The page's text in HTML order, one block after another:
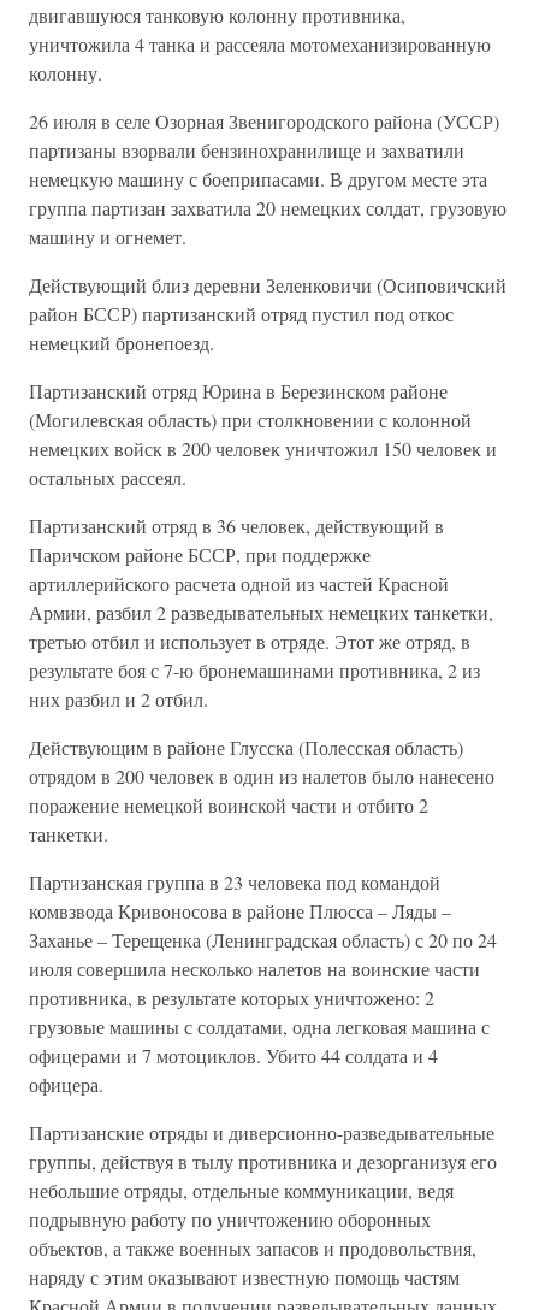
двигавшуюся танковую колонну противника,
уничтожила 4 танка и рассеяла мотомеханизированную
колонну.
26 июля в селе Озорная Звенигородского района (УССР)
партизаны взорвали бензинохранилище и захватили
немецкую машину с боеприпасами. В другом месте эта
группа партизан захватила 20 немецких солдат, грузовую
машину и огнемет.
Действующий близ деревни Зеленковичи (Осиповичский
район БССР) партизанский отряд пустил под откос
немецкий бронепоезд.
Партизанский отряд Юрина в Березинском районе
(Могилевская область) при столкновении с колонной
немецких войск в 200 человек уничтожил 150 человек и
остальных рассеял.
Партизанский отряд в 36 человек, действующий в
Паричском районе БССР, при поддержке
артиллерийского расчета одной из частей Красной
Армии, разбил 2 разведывательных немецких танкетки,
третью отбил и использует в отряде. Этот же отряд, в
результате боя с 7-ю бронемашинами противника, 2 из
них разбил и 2 отбил.
Действующим в районе Глусска (Полесская область)
отрядом в 200 человек в один из налетов было нанесено
поражение немецкой воинской части и отбито 2
танкетки.
Партизанская группа в 23 человека под командой
комвзвода Кривоносова в районе Плюсса – Ляды –
Заханье – Терещенка (Ленинградская область) с 20 по 24
июля совершила несколько налетов на воинские части
противника, в результате которых уничтожено: 2
грузовые машины с солдатами, одна легковая машина с
офицерами и 7 мотоциклов. Убито 44 солдата и 4
офицера.
Партизанские отряды и диверсионно-разведывательные
группы, действуя в тылу противника и дезорганизуя его
небольшие отряды, отдельные коммуникации, ведя
подрывную работу по уничтожению оборонных
объектов, а также военных запасов и продовольствия,
наряду с этим оказывают известную помощь частям